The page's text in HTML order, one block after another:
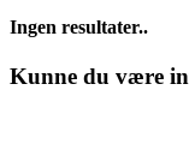
Ingen resultater..
Kunne du være